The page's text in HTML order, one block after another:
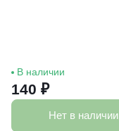
В наличии
140 ₽
Нет в наличии